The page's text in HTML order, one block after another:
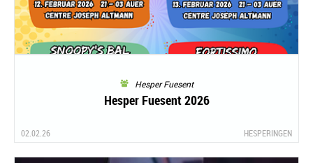
Hesper Fuesent
Hesper Fuesent 2026
02.02.26 HESPERINGEN